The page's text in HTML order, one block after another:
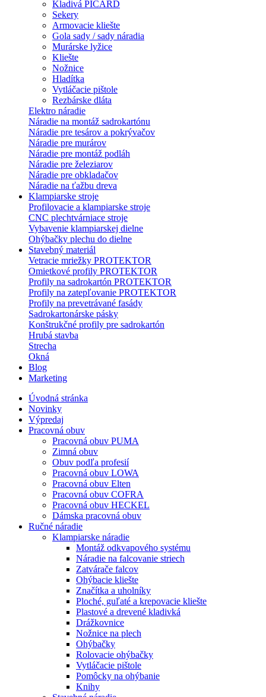
Kladivá PICARD
Sekery
Armovacie kliešte
Gola sady / sady náradia
Murárske lyžice
Kliešte
Nožnice
Hladítka
Vytláčacie pištole
Rezbárske dláta
Elektro náradie
Náradie na montáž sadrokartónu
Náradie pre tesárov a pokrývačov
Náradie pre murárov
Náradie pre montáž podláh
Náradie pre železiarov
Náradie pre obkladačov
Náradie na ťažbu dreva
Klampiarske stroje
Profilovacie a klampiarske stroje
CNC plechtvárniace stroje
Vybavenie klampiarskej dielne
Ohýbačky plechu do dielne
Stavebný materiál
Vetracie mriežky PROTEKTOR
Omietkové profily PROTEKTOR
Profily na sadrokartón PROTEKTOR
Profily na zatepľovanie PROTEKTOR
Profily na prevetrávané fasády
Sadrokartonárske pásky
Konštrukčné profily pre sadrokartón
Hrubá stavba
Strecha
Okná
Blog
Marketing
Úvodná stránka
Novinky
Výpredaj
Pracovná obuv
Pracovná obuv PUMA
Zimná obuv
Obuv podľa profesií
Pracovná obuv LOWA
Pracovná obuv Elten
Pracovná obuv COFRA
Pracovná obuv HECKEL
Dámska pracovná obuv
Ručné náradie
Klampiarske náradie
Montáž odkvapového systému
Náradie na falcovanie striech
Zatvárače falcov
Ohýbacie kliešte
Značítka a uholníky
Ploché, guľaté a krepovacie kliešte
Plastové a drevené kladivká
Drážkovnice
Nožnice na plech
Ohýbačky
Rolovacie ohýbačky
Vytláčacie pištole
Pomôcky na ohýbanie
Knihy